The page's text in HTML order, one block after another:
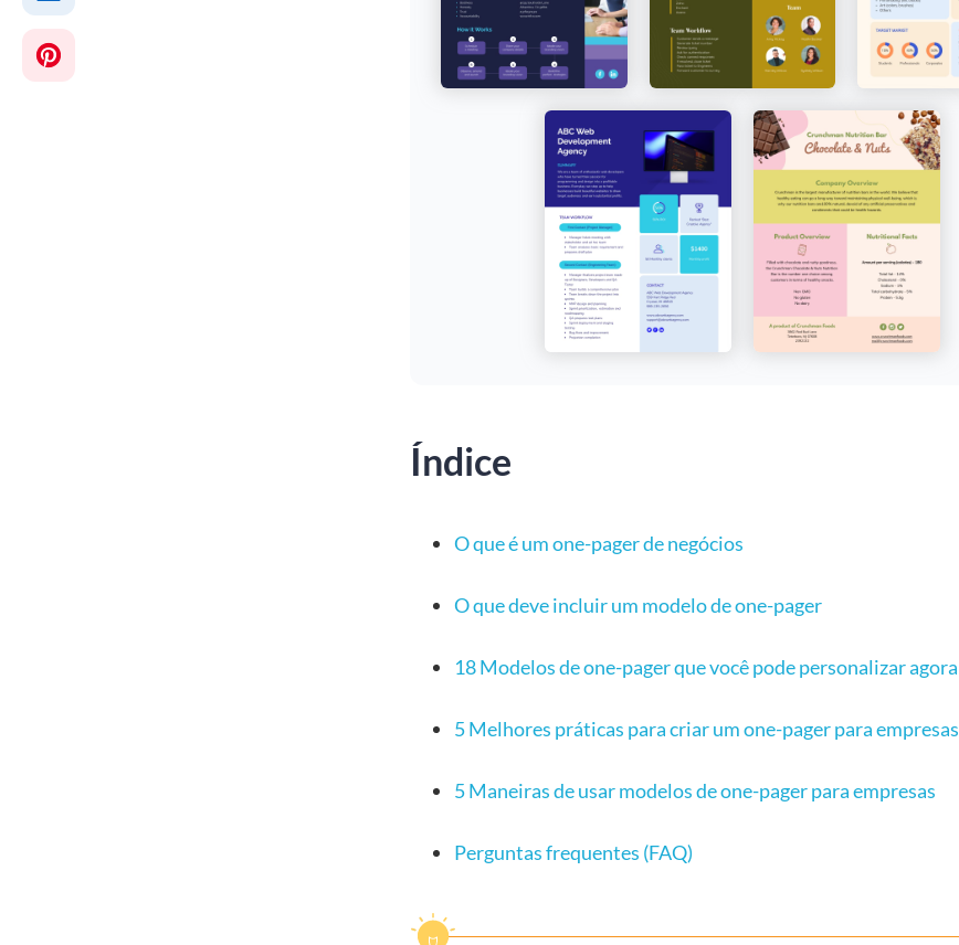
Índice
O que é um one-pager de negócios
O que deve incluir um modelo de one-pager
18 Modelos de one-pager que você pode personalizar agora
5 Melhores práticas para criar um one-pager para empresas
5 Maneiras de usar modelos de one-pager para empresas
Perguntas frequentes (FAQ)